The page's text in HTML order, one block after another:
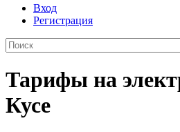
Вход
Регистрация
Тарифы на
Кусе